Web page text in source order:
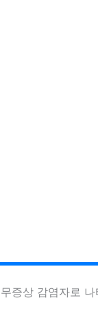
증상 감염자로